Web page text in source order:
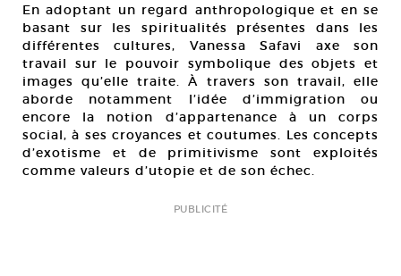
En adoptant un regard anthropologique et en se
basant sur les spiritualités présentes dans les
différentes cultures, Vanessa Safavi axe son
travail sur le pouvoir symbolique des objets et
images qu’elle traite. À travers son travail, elle
aborde notamment l’idée d’immigration ou
encore la notion d’appartenance à un corps
social, à ses croyances et coutumes. Les concepts
d’exotisme et de primitivisme sont exploités
comme valeurs d’utopie et de son échec.
PUBLICITÉ